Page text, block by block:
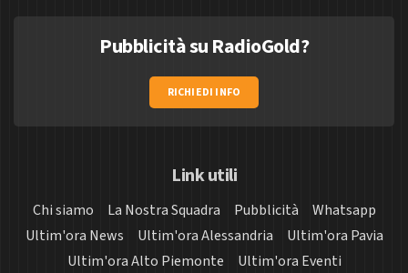
Pubblicità su RadioGold?
RICHIEDI INFO
Link utili
Chi siamo La Nostra Squadra Pubblicità
Whatsapp
Ultim'ora News
Ultim'ora Alessandria
Ultim'ora Pavia
Ultim'ora Alto Piemonte
Ultim'ora Eventi